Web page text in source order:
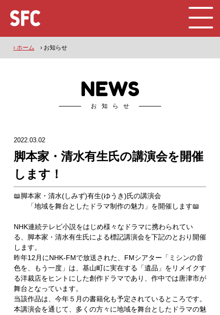
› ホーム › お知らせ
NEWS
お知らせ
2022.03.02
脚本家・清水有生氏の講演会を開催
します！
📖脚本家・清水(しみず)有生(ゆうき)氏の講演会
「地域を舞台としたドラマ制作の魅力」を開催します📖
NHK連続テレビ小説をはじめ様々なドラマに携わられてい
る、脚本家・清水有生氏による標記講演会を下記のとおり開催
します。
昨年12月にNHK-FMで放送された、FMシアター「ミシンの音
色を、もう一度」は、基山町に実在する「遺品」をリメイクす
る洋裁店をヒントにした創作ドラマであり、作中では唐津市が
舞台となっています。
当該作品は、今年５月の書籍化も予定されているところです。
本講演会を通じて、多くの方々に地域を舞台としたドラマの魅